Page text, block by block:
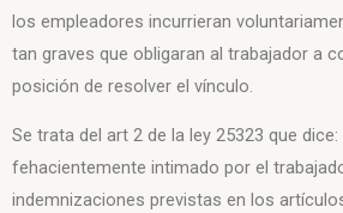
los empleadores incurrieran
tan graves que obligaran al trabajador a
posición de resolver el vínculo.
Se trata del art 2 de la ley 25323 que dice:
fehacientemente intimado por el
indemnizaciones previstas en los